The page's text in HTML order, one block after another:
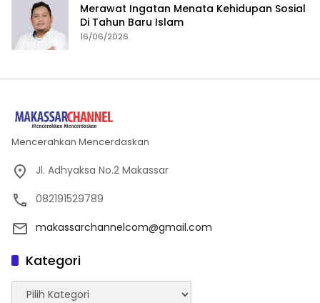
Merawat Ingatan Menata Kehidupan Sosial
Di Tahun Baru Islam
16/06/2026
Mencerahkan Mencerdaskan
Jl. Adhyaksa No.2 Makassar
082191529789
makassarchannelcom@gmail.com
Kategori
Kategori